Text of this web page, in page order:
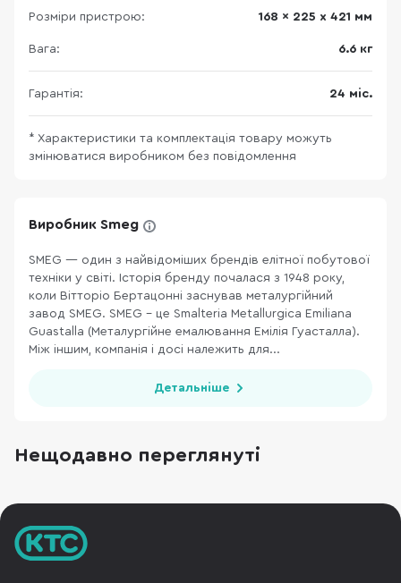
Розміри пристрою: 168 x 225 х 421 мм
Вага: 6.6 кг
Гарантія: 24 міс.
* Характеристики та комплектація товару можуть
змінюватися виробником без повідомлення
Виробник Smeg
SMEG — один з найвідоміших брендів елітної побутової
техніки у світі. Історія бренду почалася з 1948 року,
коли Вітторіо Бертацонні заснував металургійний
завод SMEG. SMEG - це Smalteria Metallurgica Emiliana
Guastalla (Металургійне емалювання Емілія Гуасталла).
Між іншим, компанія і досі належить для...
Детальніше
Нещодавно переглянуті